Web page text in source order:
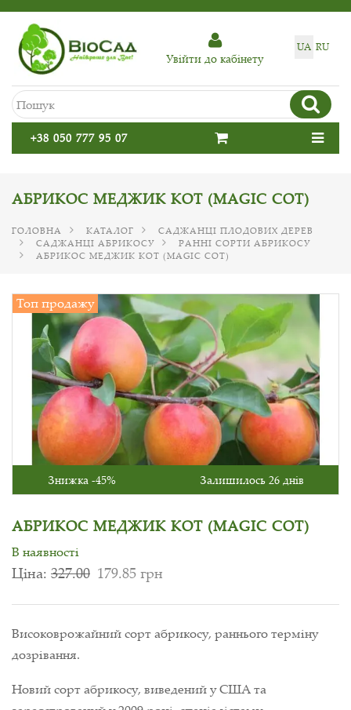
UA RU
Увiйти до кабiнету
+38 050 777 95 07
АБРИКОС МЕДЖИК КОТ (MAGIC COT)
ГОЛОВНА КАТАЛОГ
САДЖАНЦІ ПЛОДОВИХ ДЕРЕВ
САДЖАНЦІ АБРИКОСУ
РАННІ СОРТИ АБРИКОСУ
АБРИКОС МЕДЖИК КОТ (MAGIC COT)
Топ продажу
Знижка -45% Залишилось 26 днів
АБРИКОС МЕДЖИК КОТ (MAGIC COT)
В наявності
Ціна: 327.00 179.85 грн
Високоврожайний сорт абрикосу, раннього терміну
дозрівання.
Новий сорт абрикосу, виведений у США та